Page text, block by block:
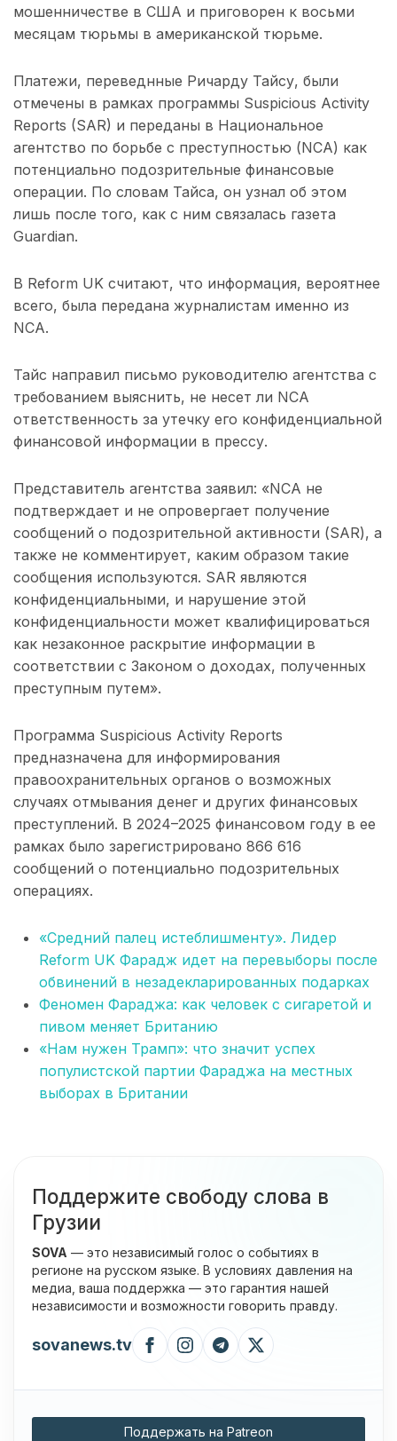
мошенничестве в США и приговорен к восьми
месяцам тюрьмы в американской тюрьме.
Платежи, переведнные Ричарду Тайсу, были
отмечены в рамках программы Suspicious Activity
Reports (SAR) и переданы в Национальное
агентство по борьбе с преступностью (NCA) как
потенциально подозрительные финансовые
операции. По словам Тайса, он узнал об этом
лишь после того, как с ним связалась газета
Guardian.
В Reform UK считают, что информация, вероятнее
всего, была передана журналистам именно из
NCA.
Тайс направил письмо руководителю агентства с
требованием выяснить, не несет ли NCA
ответственность за утечку его конфиденциальной
финансовой информации в прессу.
Представитель агентства заявил: «NCA не
подтверждает и не опровергает получение
сообщений о подозрительной активности (SAR), а
также не комментирует, каким образом такие
сообщения используются. SAR являются
конфиденциальными, и нарушение этой
конфиденциальности может квалифицироваться
как незаконное раскрытие информации в
соответствии с Законом о доходах, полученных
преступным путем».
Программа Suspicious Activity Reports
предназначена для информирования
правоохранительных органов о возможных
случаях отмывания денег и других финансовых
преступлений. В 2024–2025 финансовом году в ее
рамках было зарегистрировано 866 616
сообщений о потенциально подозрительных
операциях.
«Средний палец истеблишменту». Лидер
Reform UK Фарадж идет на перевыборы после
обвинений в незадекларированных подарках
Феномен Фараджа: как человек с сигаретой и
пивом меняет Британию
«Нам нужен Трамп»: что значит успех
популистской партии Фараджа на местных
выборах в Британии
Поддержите свободу слова в
Грузии
SOVA — это независимый голос о событиях в
регионе на русском языке. В условиях давления на
медиа, ваша поддержка — это гарантия нашей
независимости и возможности говорить правду.
sovanews.tv
Поддержать на Patreon